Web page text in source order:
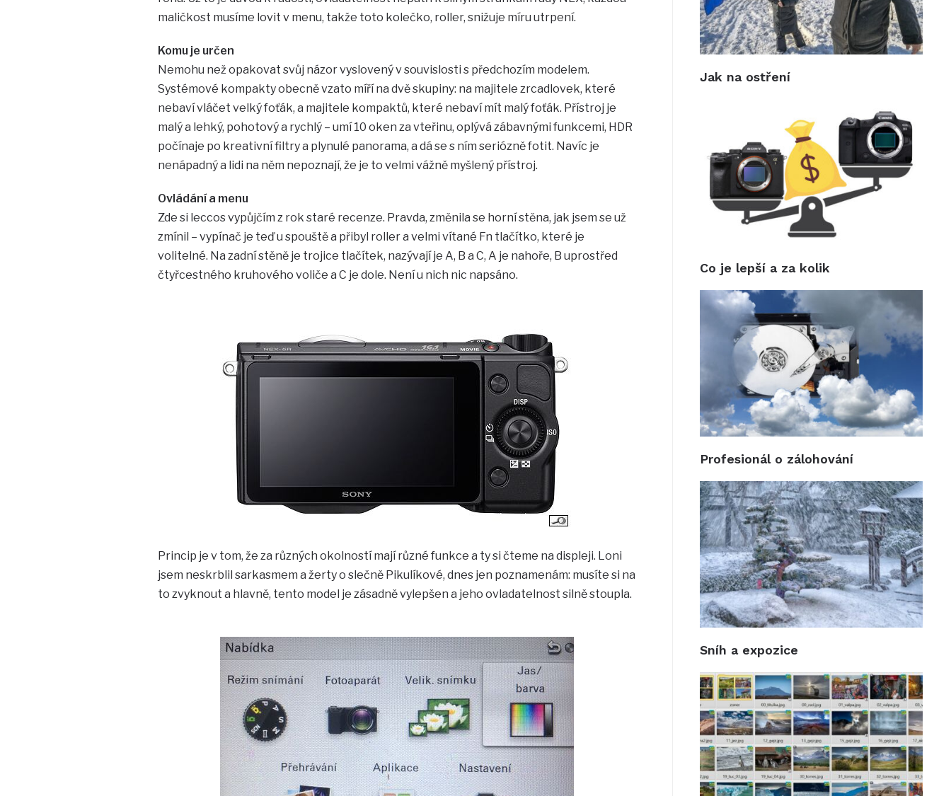
maličkost musíme lovit v menu, takže toto kolečko, roller, snižuje míru utrpení.
Komu je určen
Nemohu než opakovat svůj názor vyslovený v souvislosti s předchozím modelem.
Systémové kompakty obecně vzato míří na dvě skupiny: na majitele zrcadlovek, které
nebaví vláčet velký foťák, a majitele kompaktů, které nebaví mít malý foťák. Přístroj je
malý a lehký, pohotový a rychlý – umí 10 oken za vteřinu, oplývá zábavnými funkcemi, HDR
počínaje po kreativní filtry a plynulé panorama, a dá se s ním seriózně fotit. Navíc je
nenápadný a lidi na něm nepoznají, že je to velmi vážně myšlený přístroj.
Ovládání a menu
Zde si leccos vypůjčím z rok staré recenze. Pravda, změnila se horní stěna, jak jsem se už
zmínil – vypínač je teď u spouště a přibyl roller a velmi vítané Fn tlačítko, které je
volitelné. Na zadní stěně je trojice tlačítek, nazývají je A, B a C, A je nahoře, B uprostřed
čtyřcestného kruhového voliče a C je dole. Není u nich nic napsáno.
Princip je v tom, že za různých okolností mají různé funkce a ty si čteme na displeji. Loni
jsem neskrblil sarkasmem a žerty o slečně Pikulíkové, dnes jen poznamenám: musíte si na
to zvyknout a hlavně, tento model je zásadně vylepšen a jeho ovladatelnost silně stoupla.
Jak na ostření
Co je lepší a za kolik
Profesionál o zálohování
Sníh a expozice